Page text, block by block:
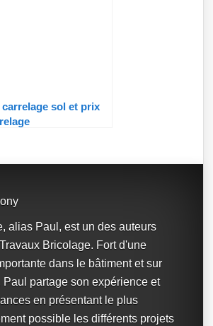
sol et prix
alias Paul, est un des auteurs
Bricolage. Fort d'une
dans le bâtiment et sur
Paul partage son expérience et
en présentant le plus
possible les différents projets